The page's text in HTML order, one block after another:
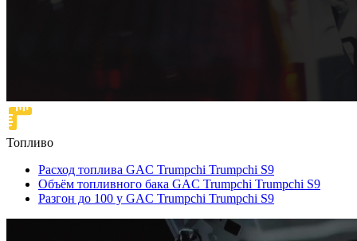
Топливо
Расход топлива GAC Trumpchi Trumpchi S9
Объём топливного бака GAC Trumpchi Trumpchi S9
Разгон до 100 у GAC Trumpchi Trumpchi S9